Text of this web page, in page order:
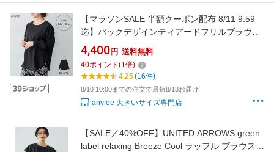
【マラソンSALE 半額クーポン配布 8/11 9:59
迄】バックデザインティアードフリルブラウス
anyfee エニフィー 大きいサイズ プラスサイズ
レディース LL 3L 4L 5L ぽっちゃり ゆったり
体型カバー
4,400 円 送料無料
40ポイント (1倍)
4.25(16件)
8/10 10:00までの注文で最短8/18お届け
anyfee 大きいサイズ専門店
【SALE／40%OFF】UNITED ARROWS green
label relaxing Breeze Cool ラッフル ブラウス